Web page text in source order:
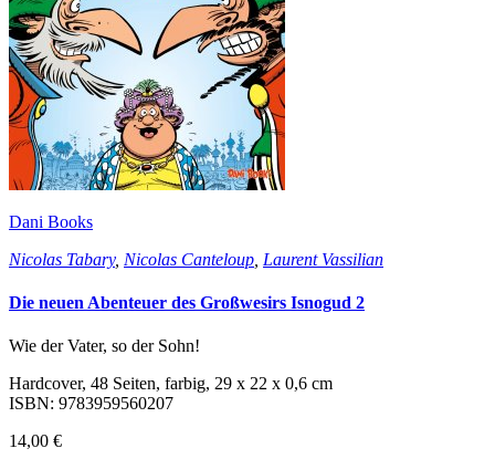
Dani Books
Nicolas Tabary, Nicolas Canteloup Laurent Vassilian
Die neuen Abenteuer des Großwesirs Isnogud 2
Wie der Vater, so der Sohn!
Hardcover, 48 Seiten, farbig, 29 x 22 x 0,6 cm
ISBN: 9783959560207
14,00 €